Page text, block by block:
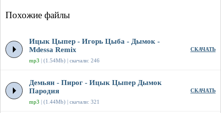
Похожие файлы
Ицык Цыпер - Игорь Цыба - Дымок -
Mdessa Remix
mp3 | (1.54Mb) | скачали: 246
СКАЧАТЬ
Демьян - Пирог - Ицык Цыпер Дымок
Пародия
mp3 | (1.44Mb) | скачали: 321
СКАЧАТЬ